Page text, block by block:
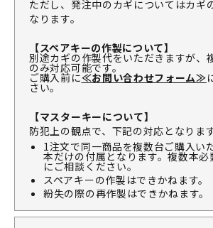
ただし、発注中のカギについてはカギ
なります。
【スペアキーの作製について】
別途カギの作製代をいただきますが、
のみ対応可能です。
ご購入前に≪お問い合わせフォーム≫
さい。
【マスターキーについて】
防犯上の観点で、下記の対応となります
1注文で同一商品を複数台ご購入い
本だけの付属となります。複数本
にご相談ください。
スペアキーの作製はできかねます。
紛失の際の再作製はできかねます。